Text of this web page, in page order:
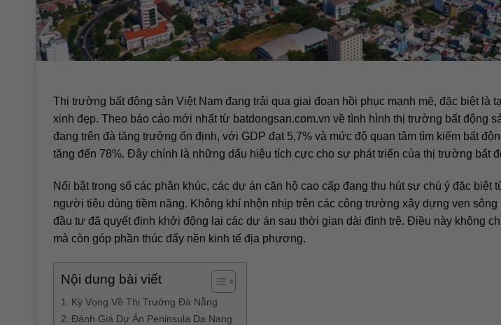
Thị trường bất động sản Việt Nam đang trải qua giai đoạn hồi phục mạnh mẽ, đặc biệt là
xinh đẹp. Theo báo cáo mới nhất từ batdongsan.com.vn về tình hình thị trường bất động
đang trên đà tăng trưởng ổn định, với GDP đạt 5,7% và mức độ quan tâm tìm kiếm bất
tăng đến 78%. Đây chính là những dấu hiệu tích cực cho sự phát triển của thị trường bất
Nổi bật trong số các phân khúc, các dự án căn hộ cao cấp đang thu hút sự chú ý đặc biệt
người tiêu dùng tiềm năng. Không khí nhộn nhịp trên các công trường xây dựng ven sông
đầu tư đã quyết định khởi động lại các dự án sau thời gian dài đình trệ. Điều này không
mà còn góp phần thúc đẩy nền kinh tế địa phương.
Nội dung bài viết
Kỳ Vọng Về Thị Trường Đà Nẵng
Đánh Giá Dự Án Peninsula Da Nang